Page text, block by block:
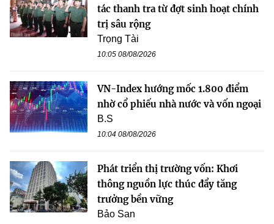
tác thanh tra từ đợt sinh hoạt chính
trị sâu rộng
Trọng Tài
10:05 08/08/2026
VN-Index hướng mốc 1.800 điểm
nhờ cổ phiếu nhà nước và vốn ngoại
B.S
10:04 08/08/2026
Phát triển thị trường vốn: Khơi
thông nguồn lực thúc đẩy tăng
trưởng bền vững
Bảo San